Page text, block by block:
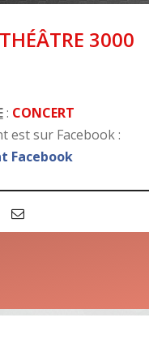
3000
: CONCERT
est sur Facebook :
Facebook